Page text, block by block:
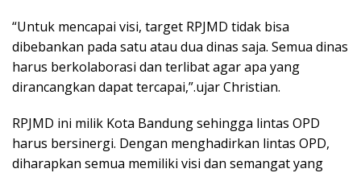
“Untuk mencapai visi, target RPJMD tidak bisa
dibebankan pada satu atau dua dinas saja. Semua dinas
harus berkolaborasi dan terlibat agar apa yang
dirancangkan dapat tercapai,”.ujar Christian.
RPJMD ini milik Kota Bandung sehingga lintas OPD
harus bersinergi. Dengan menghadirkan lintas OPD,
diharapkan semua memiliki visi dan semangat yang